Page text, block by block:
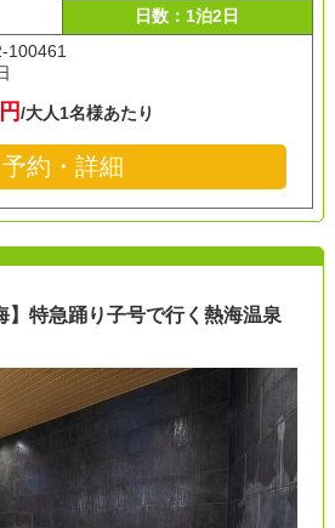
日数：1泊2日
100461
/大人1名様あたり
予約・詳細
】特急踊り子号で行く熱海温泉